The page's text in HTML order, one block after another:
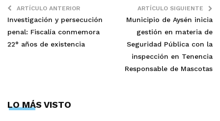
ARTÍCULO ANTERIOR
Investigación y persecución
penal: Fiscalía conmemora
22° años de existencia
ARTÍCULO SIGUIENTE
Municipio de Aysén inicia
gestión en materia de
Seguridad Pública con la
inspección en Tenencia
Responsable de Mascotas
LO MÁS VISTO